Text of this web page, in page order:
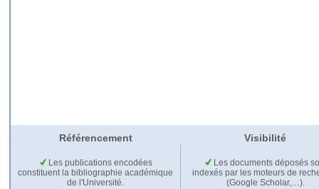
Référencement Visibilité
Les publications encodées
constituent la bibliographie académique
de l'Université.
Les documents déposés
indexés par les moteurs de
(Google Scholar,…).